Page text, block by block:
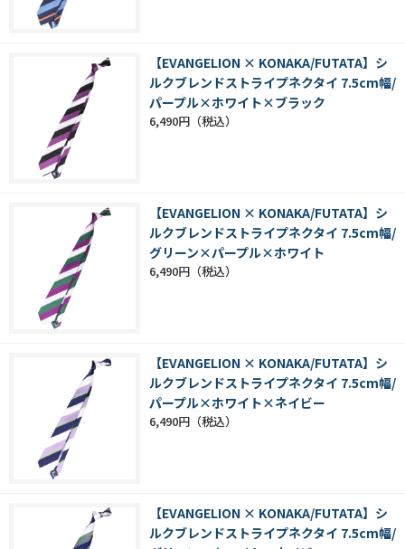
【EVANGELION × KONAKA/FUTATA】シ
ルクブレンドストライプネクタイ 7.5cm幅/
パープル×ホワイト×ブラック
6,490円
【EVANGELION × KONAKA/FUTATA】シ
ルクブレンドストライプネクタイ 7.5cm幅/
グリーン×パープル×ホワイト
6,490円
【EVANGELION × KONAKA/FUTATA】シ
ルクブレンドストライプネクタイ 7.5cm幅/
パープル×ホワイト×ネイビー
6,490円
【EVANGELION × KONAKA/FUTATA】シ
ルクブレンドストライプネクタイ 7.5cm幅/